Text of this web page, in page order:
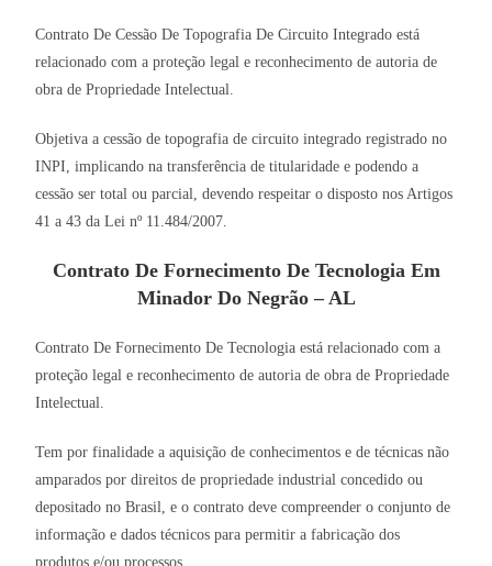
Contrato De Cessão De Topografia De Circuito Integrado está
relacionado com a proteção legal e reconhecimento de autoria de
obra de Propriedade Intelectual.
Objetiva a cessão de topografia de circuito integrado registrado no
INPI, implicando na transferência de titularidade e podendo a
cessão ser total ou parcial, devendo respeitar o disposto nos Artigos
41 a 43 da Lei nº 11.484/2007.
Contrato De Fornecimento De Tecnologia Em
Minador Do Negrão – AL
Contrato De Fornecimento De Tecnologia está relacionado com a
proteção legal e reconhecimento de autoria de obra de Propriedade
Intelectual.
Tem por finalidade a aquisição de conhecimentos e de técnicas não
amparados por direitos de propriedade industrial concedido ou
depositado no Brasil, e o contrato deve compreender o conjunto de
informação e dados técnicos para permitir a fabricação dos
produtos e/ou processos.